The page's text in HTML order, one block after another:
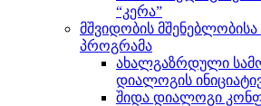
“კერა”
მშვიდობის
პროგრამა
ახალგაზრდული
დიალოგის
შიდა დიალოგი